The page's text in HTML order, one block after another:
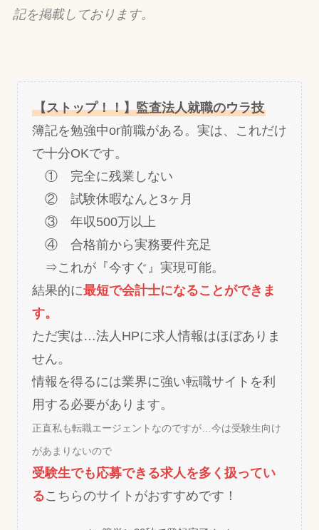
記を掲載しております。
【ストップ！！】監査法人就職のウラ技
簿記を勉強中or前職がある。実は、これだけ
で十分OKです。
① 完全に残業しない
② 試験休暇なんと3ヶ月
③ 年収500万以上
④ 合格前から実務要件充足
⇒これが『今すぐ』実現可能。
結果的に最短で会計士になることができま
す。
ただ実は…法人HPに求人情報はほぼありま
せん。
情報を得るには業界に強い転職サイトを利
用する必要があります。
正直私も転職エージェントなのですが…今は受験生向け
があまりないので
受験生でも応募できる求人を多く扱ってい
るこちらのサイトがおすすめです！